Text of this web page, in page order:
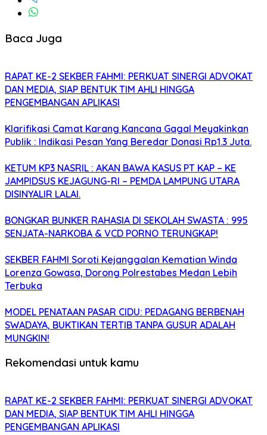
Baca Juga
RAPAT KE-2 SEKBER FAHMI: PERKUAT SINERGI ADVOKAT
DAN MEDIA, SIAP BENTUK TIM AHLI HINGGA
PENGEMBANGAN APLIKASI
Klarifikasi Camat Karang Kancana Gagal Meyakinkan
Publik : Indikasi Pesan Yang Beredar Donasi Rp1.3 Juta.
KETUM KP3 NASRIL : AKAN BAWA KASUS PT KAP – KE
JAMPIDSUS KEJAGUNG-RI – PEMDA LAMPUNG UTARA
DISINYALIR LALAI.
BONGKAR BUNKER RAHASIA DI SEKOLAH SWASTA : 995
SENJATA-NARKOBA & VCD PORNO TERUNGKAP!
SEKBER FAHMI Soroti Kejanggalan Kematian Winda
Lorenza Gowasa, Dorong Polrestabes Medan Lebih
Terbuka
MODEL PENATAAN PASAR CIDU: PEDAGANG BERBENAH
SWADAYA, BUKTIKAN TERTIB TANPA GUSUR ADALAH
MUNGKIN!
Rekomendasi untuk kamu
RAPAT KE-2 SEKBER FAHMI: PERKUAT SINERGI ADVOKAT
DAN MEDIA, SIAP BENTUK TIM AHLI HINGGA
PENGEMBANGAN APLIKASI